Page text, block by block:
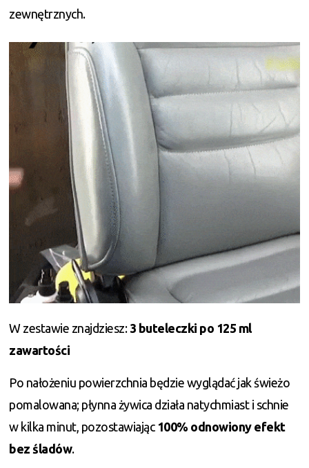
zewnętrznych.
W zestawie znajdziesz: 3 buteleczki po 125 ml
zawartości
Po nałożeniu powierzchnia będzie wyglądać jak świeżo
pomalowana; płynna żywica działa natychmiast i schnie
w kilka minut, pozostawiając 100% odnowiony efekt
bez śladów.